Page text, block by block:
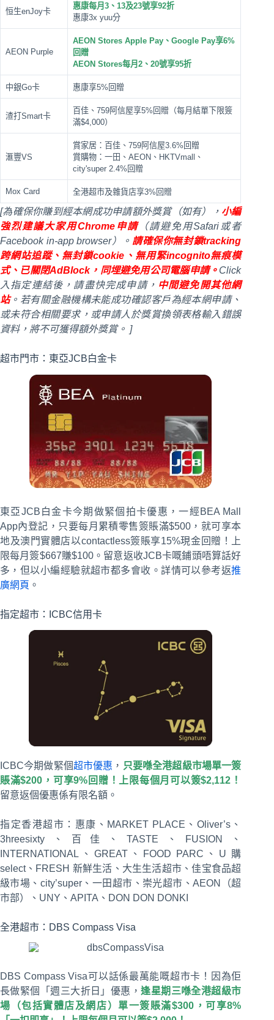
恒生enJoy卡
惠康每月3、13及23號享92折
惠康3x yuu分
AEON Purple
AEON Stores Apple Pay、Google Pay享6%
回贈
AEON Stores每月2、20號享95折
中銀Go卡 惠康享5%回贈
渣打Smart卡
百佳、759阿信屋享5%回贈（每月結單下限簽
滿$4,000）
滙豐VS
賞家居：百佳、759阿信屋3.6%回贈
賞購物：一田、AEON、HKTVmall、
city'super 2.4%回贈
Mox Card 全港超市及雜貨店享3%回贈
[為確保你賺到經本網成功申請額外獎賞（如有）， 小編
強烈建議大家用Chrome申請（請避免用Safari或者
Facebook in-app browser）。 請確保你無封鎖tracking
跨網站追蹤、無封鎖cookie、無用緊incognito無痕模
式、已關閉AdBlock，同埋避免用公司電腦申請。 Click
入指定連結後，請盡快完成申請， 中間避免開其他網
站。若有關金融機構未能成功確認客戶為經本網申請、
或未符合相關要求，或申請人於獎賞換領表格輸入錯誤
資料，將不可獲得額外獎賞。 ]
超市門市：東亞JCB白金卡
東亞JCB白金卡今期做緊個拍卡優惠，一經BEA Mall
App內登記，只要每月累積零售簽賬滿$500，就可享本
地及澳門實體店以contactless簽賬享15%現金回贈！上
限每月簽$667賺$100。留意返收JCB卡嘅鋪頭唔算話好
多，但以小編經驗就超市都多會收。詳情可以參考返推
廣網頁 。
指定超市：ICBC信用卡
ICBC今期做緊個超市優惠 ， 只要喺全港超級市場單一簽
賬滿$200，可享9%回贈！上限每個月可以簽$2,112！
留意返個優惠係有限名額。
指定香港超市：惠康、MARKET PLACE、Oliver’s、
3hreesixty、百佳、TASTE、FUSION、
INTERNATIONAL、GREAT、FOOD PARC、U 購
select、FRESH 新鮮生活、大生生活超市、佳宝食品超
級市場、city’super、一田超市、崇光超市、AEON（超
市部）、UNY、APITA、DON DON DONKI
全港超市：DBS Compass Visa
DBS Compass Visa可以話係最萬能嘅超市卡！因為佢
長做緊個「週三大折日」優惠，逢星期三喺全港超級市
場（包括實體店及網店）單一簽賬滿$300，可享8%